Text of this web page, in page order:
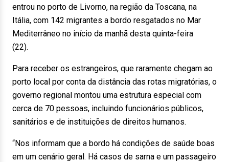
entrou no porto de Livorno, na região da Toscana, na
Itália, com 142 migrantes a bordo resgatados no Mar
Mediterrâneo no início da manhã desta quinta-feira
(22).
Para receber os estrangeiros, que raramente chegam ao
porto local por conta da distância das rotas migratórias, o
governo regional montou uma estrutura especial com
cerca de 70 pessoas, incluindo funcionários públicos,
sanitários e de instituições de direitos humanos.
“Nos informam que a bordo há condições de saúde boas
em um cenário geral. Há casos de sarna e um passageiro